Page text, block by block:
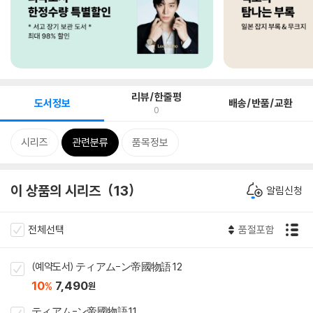
도서정보 리뷰/한줄평
0 배송/반품/교환
시리즈 관련분류 품목정보
이 상품의 시리즈 13 알림신청
전체선택 품절포함
(예약도서) ティアム-ン帝國物語 12
10% 7,490원